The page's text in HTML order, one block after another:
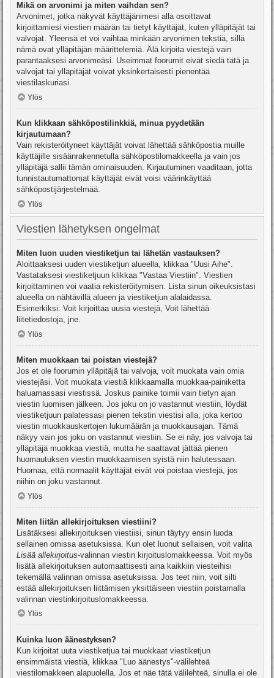
Mikä on arvonimi ja miten vaihdan sen?
Arvonimet, jotka näkyvät käyttäjänimesi alla osoittavat
kirjoittamiesi viestien määrän tai tietyt käyttäjät, kuten ylläpitäjät tai
valvojat. Yleensä et voi vaihtaa minkään arvonimen tekstiä, sillä
nämä ovat ylläpitäjän määrittelemiä. Älä kirjoita viestejä vain
parantaaksesi arvonimeäsi. Useimmat foorumit eivät siedä tätä ja
valvojat tai ylläpitäjät voivat yksinkertaisesti pienentää
viestilaskuriasi.
Ylös
Kun klikkaan sähköpostilinkkiä, minua pyydetään
kirjautumaan?
Vain rekisteröityneet käyttäjät voivat lähettää sähköpostia muille
käyttäjille sisäänrakennetulla sähköpostilomakkeella ja vain jos
ylläpitäjä sallii tämän ominaisuuden. Kirjautuminen vaaditaan, jotta
tunnistautumattomat käyttäjät eivät voisi väärinkäyttää
sähköpostijärjestelmää.
Ylös
Viestien lähetyksen ongelmat
Miten luon uuden viestiketjun tai lähetän vastauksen?
Aloittaaksesi uuden viestiketjun alueella, klikkaa "Uusi Aihe".
Vastataksesi viestiketjuun klikkaa "Vastaa Viestiin". Viestien
kirjoittaminen voi vaatia rekisteröitymisen. Lista sinun oikeuksistasi
alueella on nähtävillä alueen ja viestiketjun alalaidassa.
Esimerkiksi: Voit kirjoittaa uusia viestejä, Voit lähettää
liitetiedostoja, jne.
Ylös
Miten muokkaan tai poistan viestejä?
Jos et ole foorumin ylläpitäjä tai valvoja, voit muokata vain omia
viestejäsi. Voit muokata viestiä klikkaamalla muokkaa-painiketta
haluamassasi viestissä. Joskus painike toimii vain tietyn ajan
viestin luomisen jälkeen. Jos joku on jo vastannut viestiin, löydät
viestiketjuun palatessasi pienen tekstin viestisi alla, joka kertoo
viestin muokkauskertojen lukumäärän ja muokkausajan. Tämä
näkyy vain jos joku on vastannut viestiin. Se ei näy, jos valvoja tai
ylläpitäjä muokkaa viestiä, mutta he saattavat jättää pienen
huomautuksen viestin muokkaamisen syistä niin halutessaan.
Huomaa, että normaalit käyttäjät eivät voi poistaa viestejä, jos
niihin on joku vastannut.
Ylös
Miten liitän allekirjoituksen viestiini?
Lisätäksesi allekirjoituksen viestiisi, sinun täytyy ensin luoda
sellainen omissa asetuksissa. Kun olet luonut sellaisen, voit valita
Lisää allekirjoitus-valinnan viestin kirjoituslomakkeessa. Voit myös
lisätä allekirjoituksen automaattisesti aina kaikkiin viesteihisi
tekemällä valinnan omissa asetuksissa. Jos teet niin, voit silti
estää allekirjoituksen liittämisen yksittäiseen viestiin poistamalla
valinnan viestinkirjoituslomakkeessa.
Ylös
Kuinka luon äänestyksen?
Kun kirjoitat uuta viestiketjua tai muokkaat viestiketjun
ensimmäistä viestiä, klikkaa "Luo äänestys"-välilehteä
viestilomakkeen alapuolella. Jos et näe tätä välilehteä, sinulla ei ole